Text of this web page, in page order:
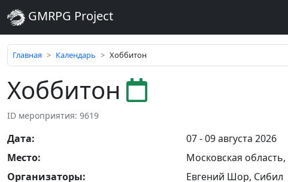
GMRPG Project
Главная Календарь Хоббитон
Хоббитон
ID мероприятия: 9619
Дата:
07 - 09 августа 2026
Место: Московская область,
Организаторы:
Евгений Шор, Сибил